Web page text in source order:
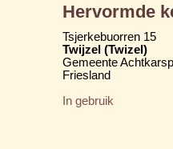
Hervormde
Tsjerkebuorren 15
Twijzel (Twizel)
Gemeente
Friesland
In gebruik